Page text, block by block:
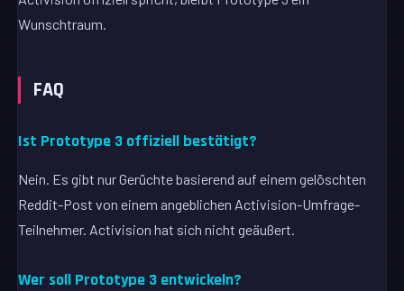
Wunschtraum.
FAQ
Ist Prototype 3 offiziell bestätigt?
Nein. Es gibt nur Gerüchte basierend auf einem gelöschten
Reddit-Post von einem angeblichen Activision-Umfrage-
Teilnehmer. Activision hat sich nicht geäußert.
Wer soll Prototype 3 entwickeln?